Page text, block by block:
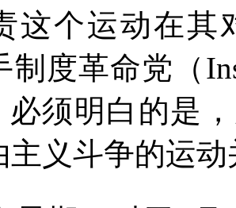
这个运动在其
制度革命党（
必须明白的是
主义斗争的运